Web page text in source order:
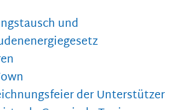
und
der Unterstützer